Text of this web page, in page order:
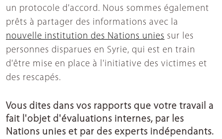
un protocole d'accord. Nous sommes également
prêts à partager des informations avec la
nouvelle institution des Nations unies sur les
personnes disparues en Syrie, qui est en train
d'être mise en place à l'initiative des victimes et
des rescapés.
Vous dites dans vos rapports que votre travail a
fait l'objet d'évaluations internes, par les
Nations unies et par des experts indépendants.